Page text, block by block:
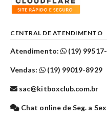
CENTRAL DE ATENDIMENTO
Atendimento: (19)
Vendas: (19) 99019-8929
sac@kitboxclub.com.br
Chat online de Seg. a